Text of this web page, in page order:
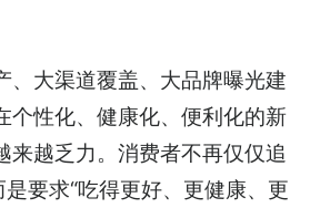
、大渠道覆盖、大品牌曝光建
个性化、健康化、便利化的新
来越乏力。消费者不再仅仅追
是要求“吃得更好、更健康、更